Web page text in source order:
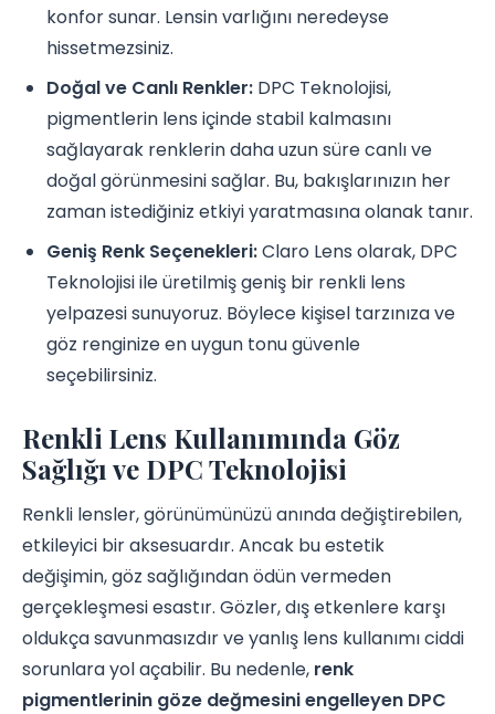
konfor sunar. Lensin varlığını neredeyse
hissetmezsiniz.
Doğal ve Canlı Renkler: DPC Teknolojisi,
pigmentlerin lens içinde stabil kalmasını
sağlayarak renklerin daha uzun süre canlı ve
doğal görünmesini sağlar. Bu, bakışlarınızın her
zaman istediğiniz etkiyi yaratmasına olanak tanır.
Geniş Renk Seçenekleri:Claro Lens olarak, DPC
Teknolojisi ile üretilmiş geniş bir renkli lens
yelpazesi sunuyoruz. Böylece kişisel tarzınıza ve
göz renginize en uygun tonu güvenle
seçebilirsiniz.
Renkli Lens Kullanımında Göz
Sağlığı ve DPC Teknolojisi
Renkli lensler, görünümünüzü anında değiştirebilen,
etkileyici bir aksesuardır. Ancak bu estetik
değişimin, göz sağlığından ödün vermeden
gerçekleşmesi esastır. Gözler, dış etkenlere karşı
oldukça savunmasızdır ve yanlış lens kullanımı ciddi
sorunlara yol açabilir. Bu nedenle, renk
pigmentlerinin göze değmesini engelleyen DPC